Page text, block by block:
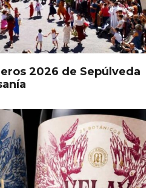
2026 de Sepúlveda
la mejor gastronomía
de Soria